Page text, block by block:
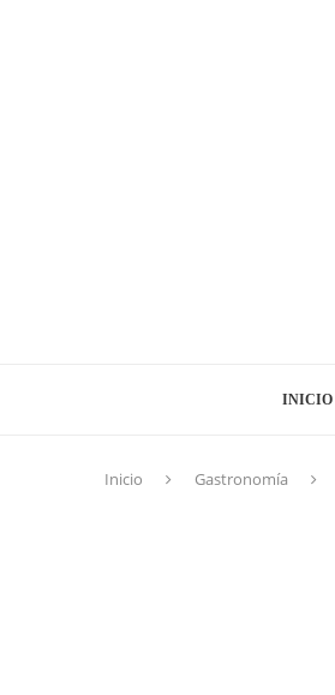
INICIO
Inicio Gastronomía